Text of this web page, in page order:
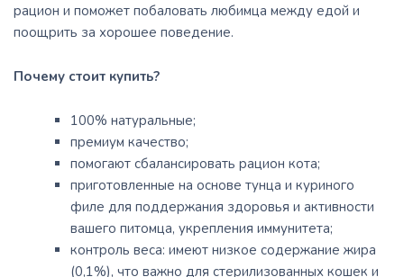
рацион и поможет побаловать любимца между едой и
поощрить за хорошее поведение.
Почему стоит купить?
100% натуральные;
премиум качество;
помогают сбалансировать рацион кота;
приготовленные на основе тунца и куриного
филе для поддержания здоровья и активности
вашего питомца, укрепления иммунитета;
контроль веса: имеют низкое содержание жира
(0,1%), что важно для стерилизованных кошек и